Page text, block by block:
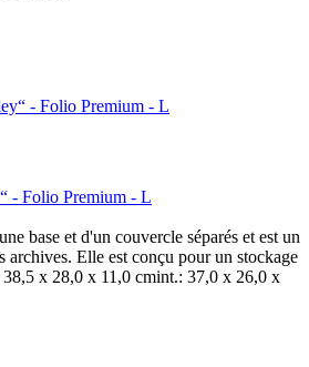
- Folio Premium - L
base et d'un couvercle séparés et est un
archives. Elle est conçu pour un stockage
x 28,0 x 11,0 cmint.: 37,0 x 26,0 x